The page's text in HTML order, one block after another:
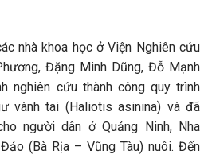
nhà khoa học ở Viện Nghiên cứu
Đặng Minh Dũng, Đỗ Mạnh
nghiên cứu thành công quy trình
vành tai (Haliotis asinina) và đã
người dân ở Quảng Ninh, Nha
(Bà Rịa – Vũng Tàu) nuôi. Đến